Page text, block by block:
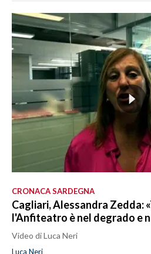
CRONACA SARDEGNA
Cagliari, Alessandra Zedda:
l'Anfiteatro è nel degrado e
Video di Luca Neri
Luca Neri